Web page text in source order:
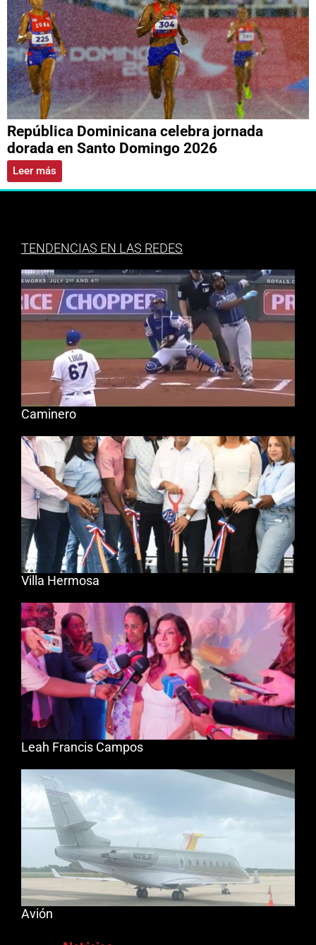
República Dominicana celebra jornada
dorada en Santo Domingo 2026
Leer más
TENDENCIAS EN LAS REDES
Caminero
Villa Hermosa
Leah Francis Campos
Avión